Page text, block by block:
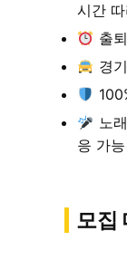
시간
출
경
노
응 가능
모집